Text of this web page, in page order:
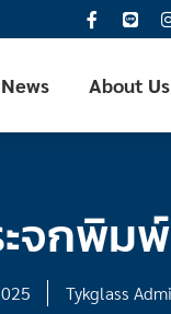
About Us
ะจกพิ
Tykglass